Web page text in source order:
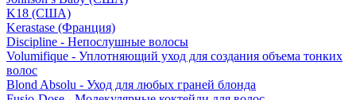
K18 (США)
Kerastase (Франция)
Discipline - Непослушные волосы
Volumifique - Уплотняющий уход для создания объема тонких
волос
Blond Absolu - Уход для любых граней блонда